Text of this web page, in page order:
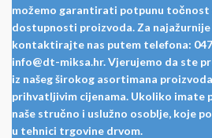
možemo garantirati potpunu točnost
dostupnosti proizvoda. Za
kontaktirajte nas putem telefona:
info@dt-miksa.hr. Vjerujemo da ste
iz našeg širokog asortimana
prihvatljivim cijenama. Ukoliko
naše stručno i uslužno osoblje, koje
u tehnici trgovine drvom.